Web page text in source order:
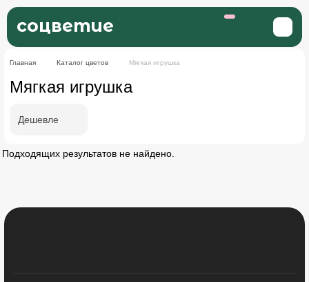
соцветие
Главная Каталог цветов Мягкая игрушка
Мягкая игрушка
Дешевле
Подходящих результатов не найдено.